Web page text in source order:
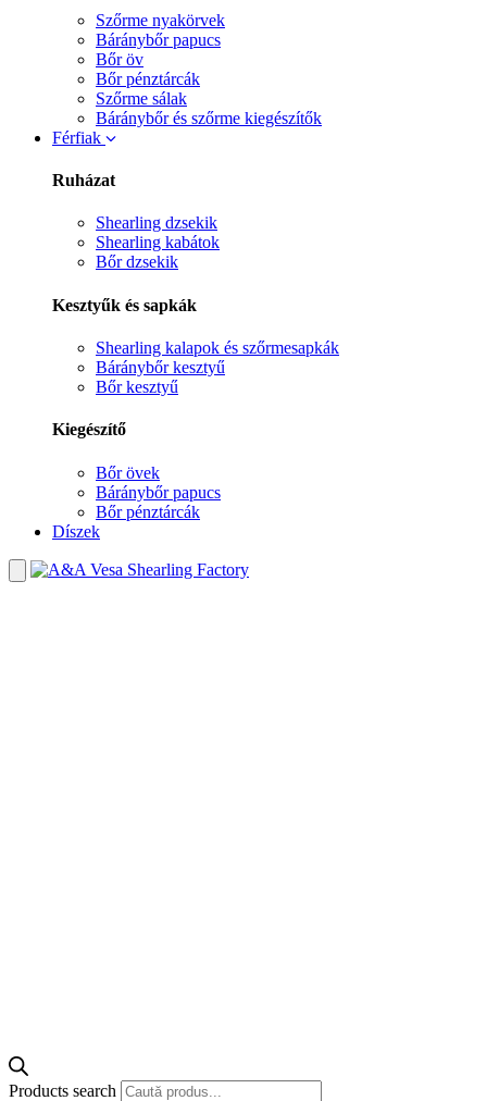
Szőrme nyakörvek
Báránybőr papucs
Bőr öv
Bőr pénztárcák
Szőrme sálak
Báránybőr és szőrme kiegészítők
Férfiak
Ruházat
Shearling dzsekik
Shearling kabátok
Bőr dzsekik
Kesztyűk és sapkák
Shearling kalapok és szőrmesapkák
Báránybőr kesztyű
Bőr kesztyű
Kiegészítő
Bőr övek
Báránybőr papucs
Bőr pénztárcák
Díszek
Products search